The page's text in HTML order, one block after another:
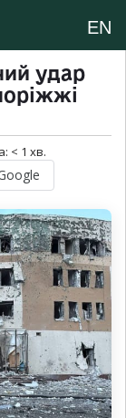
EN
удар
< 1 хв.